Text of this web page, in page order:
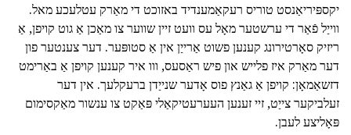
יקספּיריאַנסט טוריס רעקאַמענדיד באזוכט די מאַרק עטלעכע מאל.
ווייַל פֿאַר די ערשטער מאָל עס וועט זיין שווער צו מאַכן אַ גוט קויפן, אַ
ריזיק סאָרטירונג קענען פשוט אַרייַן אין אַ סטופּער. דער צענטער פון
דער מאַרק איז פלייש און פיש ראַסעס, ווו איר קענען קויפן אַ באַרימט
דזשאַמאָן: קויפן אַ גאַנץ פוס אָדער שנייַדן ברעקלעך. אין דער
זעלביקער צייַט, זיי זענען העערעטיקאַלי פּאַקט צו ענשור מאַקסימום
פּאָליצע לעבן.